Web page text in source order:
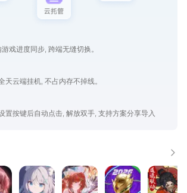
戏进度同步, 跨端无缝切换。
天云端挂机, 不占内存不掉线。
置按键后自动点击, 解放双手, 支持方案分享导入
更多
期迷途 蔚蓝档案 龙族：卡塞尔之门
最佳球会 寻道